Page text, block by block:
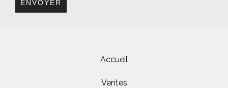
ENVOYER
Accueil
Ventes